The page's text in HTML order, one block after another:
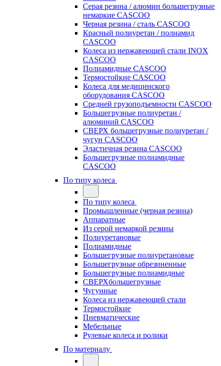
Серая резина / алюмин большегрузные
немаркие CASCOO
Черная резина / сталь CASCOO
Красный полиуретан / полиамид
CASCOO
Колеса из нержавеющей стали INOX
CASCOO
Полиамидные CASCOO
Термостойкие CASCOO
Колеса для медицинского
оборудования CASCOO
Средней грузоподъемности CASCOO
Большегрузные полиуретан /
алюминий CASCOO
СВЕРХ большегрузные полиуретан /
чугун CASCOO
Эластичная резина CASCOO
Большегрузные полиамидные
CASCOO
По типу колеса
По типу колеса
Промышленные (черная резина)
Аппаратные
Из серой немаркой резины
Полиуретановые
Полиамидные
Большегрузные полиуретановые
Большегрузные обрезиненные
Большегрузные полиамидные
СВЕРХбольшегрузные
Чугунные
Колеса из нержавеющей стали
Термостойкие
Пневматические
Мебельные
Рулевые колеса и ролики
По материалу